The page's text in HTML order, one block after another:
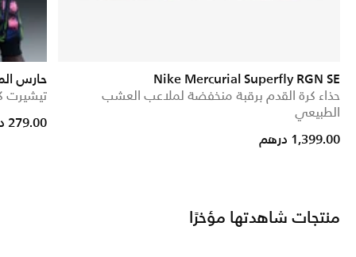
Nike Mercurial Superfly RGN SE
حذاء كرة القدم برقبة منخفضة لملاعب العشب
الطبيعي
1,399.00 درهم
حارس
تيشيرت
from
279.00 درهم
منتجات شاهدتها مؤخرًا